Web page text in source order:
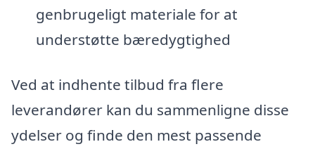
genbrugeligt materiale for at
understøtte bæredygtighed
Ved at indhente tilbud fra flere
leverandører kan du sammenligne disse
ydelser og finde den mest passende